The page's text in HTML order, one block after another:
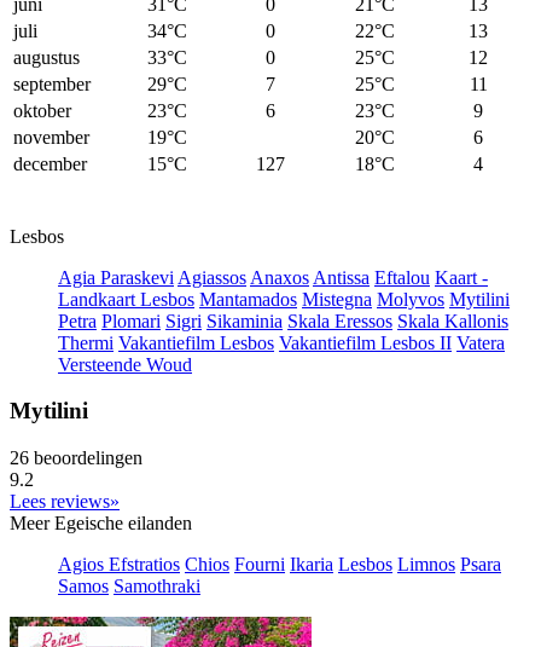
juli
34°C 0 22°C
13
augustus
33°C 0 25°C
12
september
29°C 7 25°C
11
oktober
23°C 6 23°C
9
november
19°C 20°C
6
december
15°C 127 18°C 4
Lesbos
Agia Paraskevi Agiassos Anaxos Antissa Eftalou Kaart -
Landkaart Lesbos Mantamados Mistegna Molyvos Mytilini
Petra Plomari Sigri Sikaminia Skala Eressos Skala Kallonis
Thermi Vakantiefilm Lesbos Vakantiefilm Lesbos II Vatera
Versteende Woud
Mytilini
26 beoordelingen
9.2
Lees reviews»
Meer Egeische eilanden
Agios Efstratios Chios Fourni Ikaria Lesbos Limnos Psara
Samos Samothraki